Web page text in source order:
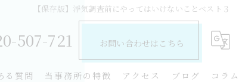
【保存版】浮気調査前にやってはいけないことベスト３
507-721 お問い合わせはこちら
る質問 当事務所の特徴 アクセス ブログ コラム